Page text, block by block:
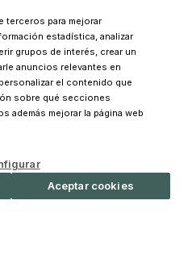
pequeños a superar
proporcionándoles una
constante. Además,
el desarrollo de
los niños suelen hablar y
su imaginación y
peluches para
para recién nacidos, la
InstagramTikTok
terceros para mejorar
estadística, analizar
grupos de interés, crear un
anuncios relevantes en
el contenido que
sobre qué secciones
además mejorar la página web
Aceptar cookies